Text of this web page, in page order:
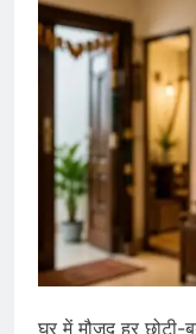
घर में मौजूद हर छोटी-